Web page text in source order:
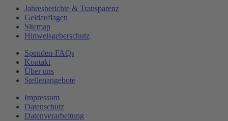
Jahresberichte & Transparenz
Geldauflagen
Sitemap
Hinweisgeberschutz
Spenden-FAQs
Kontakt
Über uns
Stellenangebote
Impressum
Datenschutz
Datenverarbeitung